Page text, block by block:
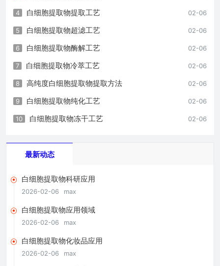
02-06
4 白细胞提取物提取工艺
02-06
5 白细胞提取物超滤工艺
02-06
6 白细胞提取物酶解工艺
02-06
7 白细胞提取物冷萃工艺
02-06
8 高纯度白细胞提取物提取方法
02-06
9 白细胞提取物纯化工艺
02-06
10 白细胞提取物冻干工艺
最新动态
白细胞提取物科研应用
2026-02-06 max
白细胞提取物应用领域
2026-02-06 max
白细胞提取物化妆品应用
2026-02-06 max